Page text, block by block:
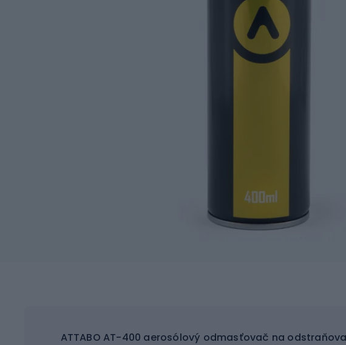
ATTABO AT-400 aerosólový odmasťovač na